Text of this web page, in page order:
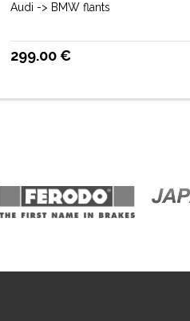
Audi -> BMW flants
299.00€